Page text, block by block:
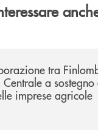
tra
a
imprese agricole